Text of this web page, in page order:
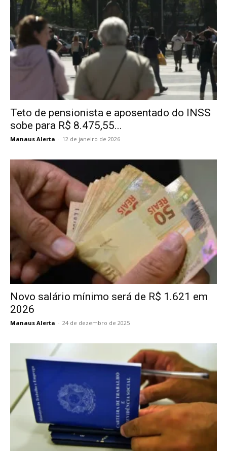
Teto de pensionista e aposentado do INSS
sobe para R$ 8.475,55...
Manaus Alerta - 12 de janeiro de 2026
Novo salário mínimo será de R$ 1.621 em
2026
Manaus Alerta - 24 de dezembro de 2025